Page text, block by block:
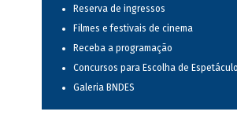
Reserva de ingressos
Filmes e festivais de cinema
Receba a programação
Concursos para Escolha de
Galeria BNDES